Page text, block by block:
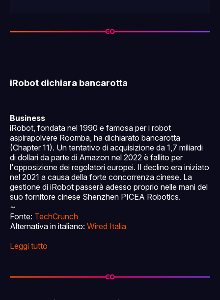
iRobot dichiara bancarotta
Business
iRobot, fondata nel 1990 e famosa per i robot
aspirapolvere Roomba, ha dichiarato bancarotta
(Chapter 11). Un tentativo di acquisizione da 1,7 miliardi
di dollari da parte di Amazon nel 2022 è fallito per
l'opposizione dei regolatori europei. Il declino era iniziato
nel 2021 a causa della forte concorrenza cinese. La
gestione di iRobot passerà adesso proprio nelle mani del
suo fornitore cinese Shenzhen PICEA Robotics.
~
Fonte: TechCrunch
Alternativa in italiano: Wired Italia
Leggi tutto